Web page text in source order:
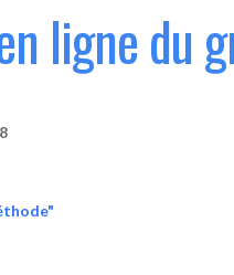
ligne du